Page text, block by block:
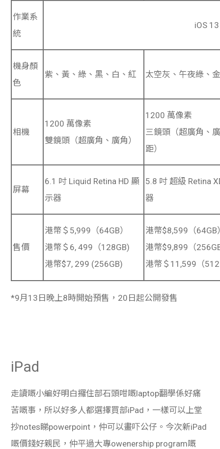
作業系
統
iOS 13
機身顏
色
紫、黃、綠、黑、白、紅 太空灰、午夜綠、
相機
1200 萬像素
雙鏡頭（超廣角、廣角）
1200 萬像素
三鏡頭（超廣角、
距）
屏幕
6.1 吋 Liquid Retina HD 顯
示器
5.8 吋 超級 Retina
器
售價
港幣＄5,999（64GB）
港幣＄6, 499（128GB)
港幣$7, 299 (256GB)
港幣$8,599（64GB
港幣$9,899（
港幣＄11,599（
*9月13日晚上8時開始預售，20日起公開發售
iPad
走讀嘅小編好明白攞住部石頭咁嘅laptop翻學係好痛
苦嘅事，所以好多人都選擇買部iPad，一樣可以上堂
抄notes睇powerpoint，仲可以畫吓公仔。今次新iPad
嘅價錢好親民，仲平過大專owenership program嘅